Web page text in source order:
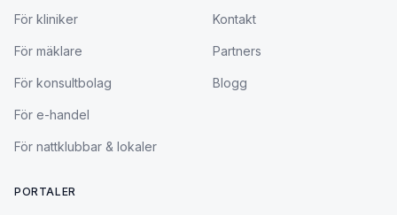
För kliniker
För mäklare
För konsultbolag
För e-handel
För nattklubbar & lokaler
Kontakt
Partners
Blogg
PORTALER